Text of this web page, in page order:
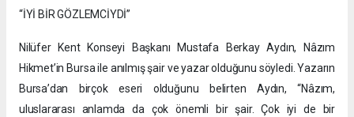
“İYİ BİR GÖZLEMCİYDİ”
Nilüfer Kent Konseyi Başkanı Mustafa Berkay Aydın, Nâzım
Hikmet’in Bursa ile anılmış şair ve yazar olduğunu söyledi. Yazarın
Bursa’dan birçok eseri olduğunu belirten Aydın, “Nâzım,
uluslararası anlamda da çok önemli bir şair. Çok iyi de bir